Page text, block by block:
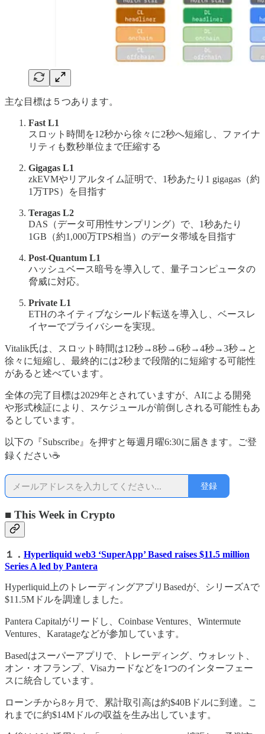
主な目標は５つあります。
Fast L1
スロット時間を12秒から徐々に2秒へ短縮し、ファイナ
リティも数秒単位まで圧縮する
Gigagas L1
zkEVMやリアルタイム証明で、1秒あたり1 gigagas（約
1万TPS）を目指す
Teragas L2
DAS（データ可用性サンプリング）で、1秒あたり
1GB（約1,000万TPS相当）のデータ帯域を目指す
Post-Quantum L1
ハッシュベース暗号を導入して、量子コンピュータの
脅威に対応。
Private L1
ETHのネイティブなシールド転送を導入し、ベースレ
イヤーでプライバシーを実現。
Vitalik氏は、スロット時間は12秒→8秒→6秒→4秒→3秒→と
徐々に短縮し、最終的には2秒まで段階的に短縮する可能性
があると述べています。
全体の完了目標は2029年とされていますが、AIによる開発
や形式検証により、スケジュールが前倒しされる可能性もあ
るとしています。
以下の『Subscribe』を押すと毎週月曜6:30に届きます。ご登
録ください☕
登録
■ This Week in Crypto
１． Hyperliquid web3 ‘SuperApp’ Based raises $11.5 million
Series A led by Pantera
Hyperliquid上のトレーディングアプリBasedが、シリーズAで
$11.5Mドルを調達しました。
Pantera Capitalがリードし、Coinbase Ventures、Wintermute
Ventures、Karatageなどが参加しています。
Basedはスーパーアプリで、トレーディング、ウォレット、
オン・オフランプ、Visaカードなどを1つのインターフェー
スに統合しています。
ローンチから8ヶ月で、累計取引高は約$40Bドルに到達。こ
れまでに約$14Mドルの収益を生み出しています。